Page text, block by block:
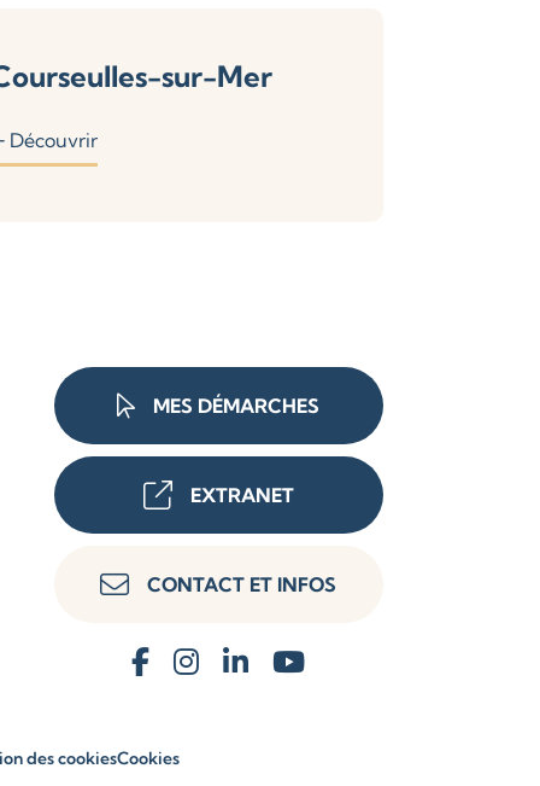
sur-Mer
Découvrir
MES DÉMARCHES
EXTRANET
CONTACT ET INFOS
des cookiesCookies